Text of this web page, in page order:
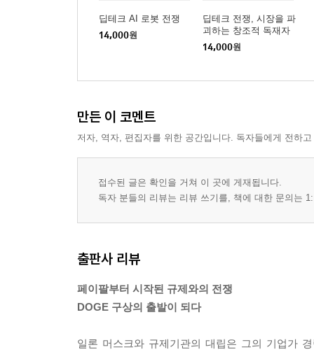
딥테크 AI 로봇 전쟁
14,000원
딥테크 전쟁, 시장을 파
괴하는 창조적 독재자
들
14,000원
만든 이 코멘트
저자, 역자, 편집자를 위한 공간입니다. 독자들에게 전하
접수된 글은 확인을 거쳐 이 곳에 게재됩니다.
독자 분들의 리뷰는 리뷰 쓰기를, 책에 대한 문의는
출판사 리뷰
페이팔부터 시작된 규제와의 전쟁
DOGE 구상의 출발이 되다
일론 머스크와 규제기관의 대립은 그의 기업가